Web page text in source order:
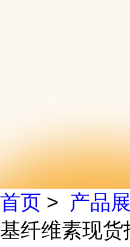
首页 > 产品
基纤维素现货